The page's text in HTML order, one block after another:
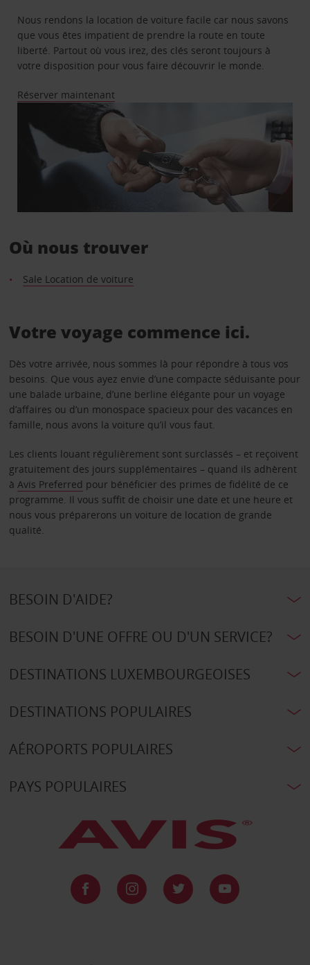
Nous rendons la location de voiture facile car nous savons
que vous êtes impatient de prendre la route en toute
liberté. Partout où vous irez, des clés seront toujours à
votre disposition pour vous faire découvrir le monde.
Réserver maintenant
Où nous trouver
Sale Location de voiture
Votre voyage commence ici.
Dès votre arrivée, nous sommes là pour répondre à tous vos
besoins. Que vous ayez envie d’une compacte séduisante pour
une balade urbaine, d’une berline élégante pour un voyage
d’affaires ou d’un monospace spacieux pour des vacances en
famille, nous avons la voiture qu’il vous faut.
Les clients louant régulièrement sont surclassés – et reçoivent
gratuitement des jours supplémentaires – quand ils adhèrent
à Avis Preferred pour bénéficier des primes de fidélité de ce
programme. Il vous suffit de choisir une date et une heure et
nous vous préparerons un voiture de location de grande
qualité.
BESOIN D'AIDE?
BESOIN D'UNE OFFRE OU D'UN SERVICE?
DESTINATIONS LUXEMBOURGEOISES
DESTINATIONS POPULAIRES
AÉROPORTS POPULAIRES
PAYS POPULAIRES